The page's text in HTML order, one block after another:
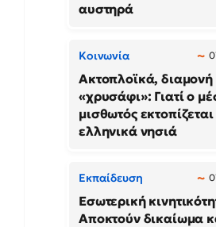
αυστηρά
Κοινωνία
Ακτοπλοϊκά, διαμονή
«χρυσάφι»: Γιατί ο
μισθωτός
ελληνικά νησιά
Εκπαίδευση
Εσωτερική
Αποκτούν δικαίωμα